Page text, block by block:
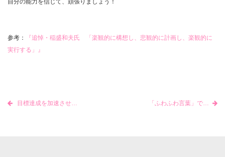
自分の能力を信じて、頑張りましょう！
参考：
『追悼・稲盛和夫氏 「楽観的に構想し、悲観的に計画し、楽観的に
実行する」』